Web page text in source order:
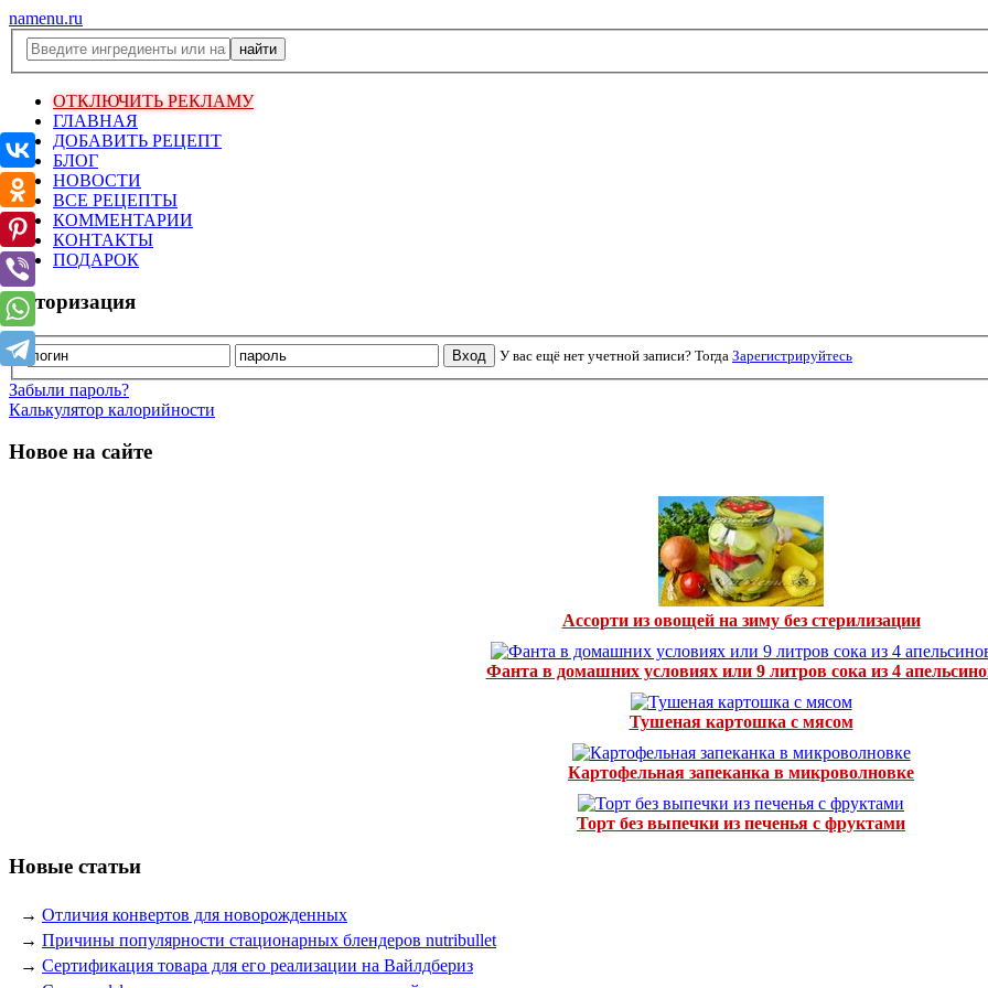
namenu.ru
ОТКЛЮЧИТЬ РЕКЛАМУ
ГЛАВНАЯ
ДОБАВИТЬ РЕЦЕПТ
БЛОГ
НОВОСТИ
ВСЕ РЕЦЕПТЫ
КОММЕНТАРИИ
КОНТАКТЫ
ПОДАРОК
Авторизация
У вас ещё нет учетной записи? Тогда Зарегистрируйтесь
Забыли пароль?
Калькулятор калорийности
Новое на сайте
Ассорти из овощей на зиму без стерилизации
Фанта в домашних условиях или 9 литров сока из 4
Тушеная картошка с мясом
Картофельная запеканка в микроволновке
Торт без выпечки из печенья с фруктами
Новые статьи
→ Отличия конвертов для новорожденных
→ Причины популярности стационарных блендеров nutribullet
→ Сертификация товара для его реализации на Вайлдбериз